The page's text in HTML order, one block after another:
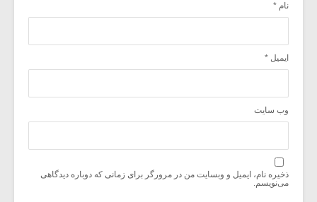
نام *
ایمیل *
وب‌ سایت
ذخیره نام، ایمیل و وبسایت من در مرورگر برای زمانی که دوباره دیدگاهی
می‌نویسم.